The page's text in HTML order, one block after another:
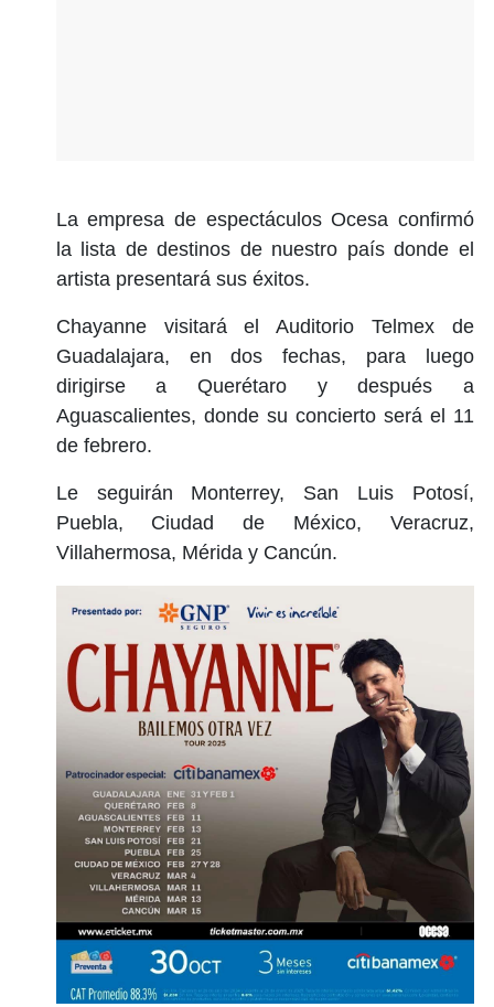
La empresa de espectáculos Ocesa confirmó
la lista de destinos de nuestro país donde el
artista presentará sus éxitos.
Chayanne visitará el Auditorio Telmex de
Guadalajara, en dos fechas, para luego
dirigirse a Querétaro y después a
Aguascalientes, donde su concierto será el 11
de febrero.
Le seguirán Monterrey, San Luis Potosí,
Puebla, Ciudad de México, Veracruz,
Villahermosa, Mérida y Cancún.